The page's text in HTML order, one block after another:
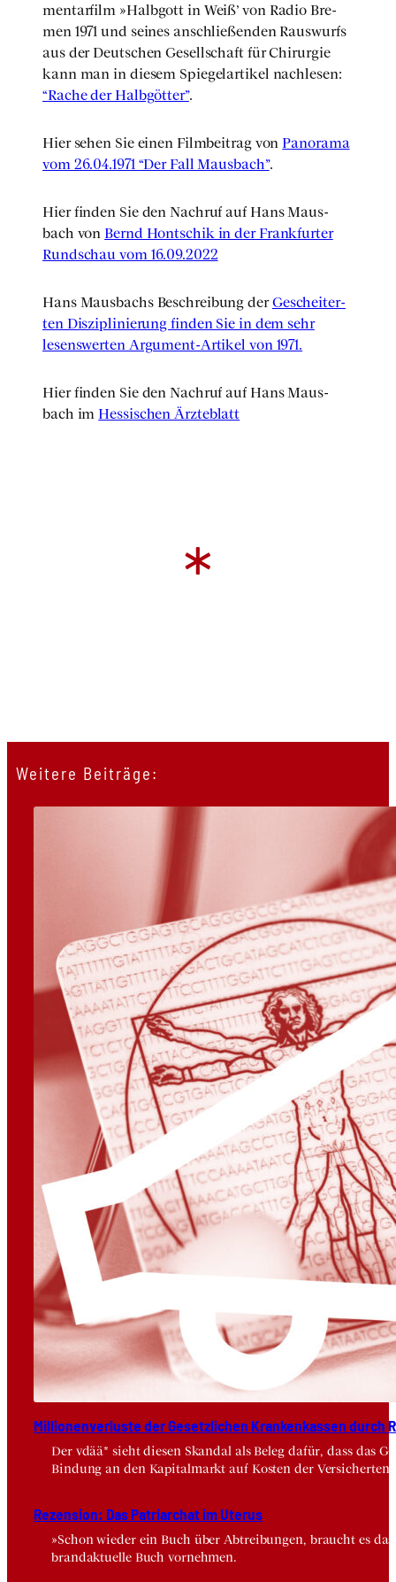
men­tar­film »Halb­gott in Weiß’ von Radio Bre­
men 1971 und sei­nes anschlie­ßen­den Raus­wurfs
aus der Deut­schen Gesell­schaft für Chir­ur­gie
kann man in die­sem Spie­gel­ar­ti­kel nach­le­sen:
“Rache der Halb­göt­ter”.
Hier sehen Sie einen Film­bei­trag von Pan­ora­ma
vom 26.04.1971 “Der Fall Maus­bach”.
Hier fin­den Sie den Nach­ruf auf Hans Maus­
bach von Bernd Hont­schik in der Frank­fur­ter
Rund­schau vom 16.09.2022
Hans Maus­bachs Beschrei­bung derGeschei­ter­
ten Dis­zi­pli­nie­rung fin­den Sie in dem sehr
lesens­wer­ten Argu­ment-Arti­kel von 1971.
Hier fin­den Sie den Nach­ruf auf Hans Maus­
bach im Hes­si­schen Ärz­te­blatt
*
Weitere Beiträge:
Mil­lio­nen­ver­lus­te der Gesetz­li­chen Kran­ken­kas­sen durch
Der vdää* sieht diesen Skandal als Beleg dafür, dass das
Bindung an den Kapitalmarkt auf Kosten der Versicherten.
Rezen­si­on: Das Patri­ar­chat im Ute­rus
»Schon wieder ein Buch über Abtreibungen, braucht es
brandaktuelle Buch vornehmen.